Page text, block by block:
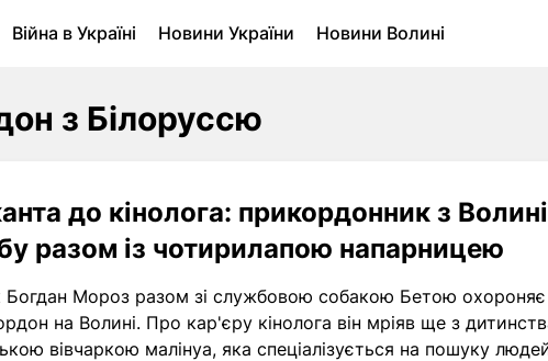
Війна в Україні Новини України
Новини Волині
з Білоруссю
до кінолога: прикордонник з
разом із чотирилапою напарницею
Мороз разом зі службовою собакою Бетою охороняє
на Волині. Про кар'єру кінолога він мріяв ще з
вівчаркою малінуа, яка спеціалізується на пошуку